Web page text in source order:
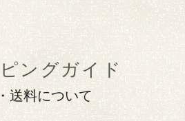
ングガイド
送料について